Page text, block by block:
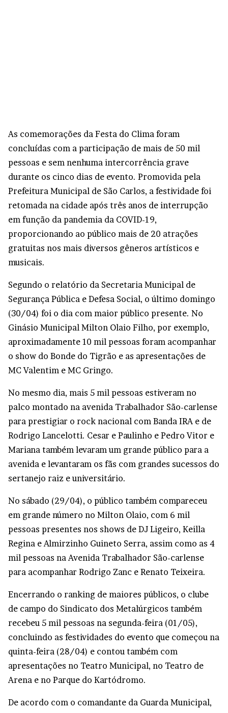
As comemorações da Festa do Clima foram
concluídas com a participação de mais de 50 mil
pessoas e sem nenhuma intercorrência grave
durante os cinco dias de evento. Promovida pela
Prefeitura Municipal de São Carlos, a festividade foi
retomada na cidade após três anos de interrupção
em função da pandemia da COVID-19,
proporcionando ao público mais de 20 atrações
gratuitas nos mais diversos gêneros artísticos e
musicais.
Segundo o relatório da Secretaria Municipal de
Segurança Pública e Defesa Social, o último domingo
(30/04) foi o dia com maior público presente. No
Ginásio Municipal Milton Olaio Filho, por exemplo,
aproximadamente 10 mil pessoas foram acompanhar
o show do Bonde do Tigrão e as apresentações de
MC Valentim e MC Gringo.
No mesmo dia, mais 5 mil pessoas estiveram no
palco montado na avenida Trabalhador São-carlense
para prestigiar o rock nacional com Banda IRA e de
Rodrigo Lancelotti. Cesar e Paulinho e Pedro Vitor e
Mariana também levaram um grande público para a
avenida e levantaram os fãs com grandes sucessos do
sertanejo raiz e universitário.
No sábado (29/04), o público também compareceu
em grande número no Milton Olaio, com 6 mil
pessoas presentes nos shows de DJ Ligeiro, Keilla
Regina e Almirzinho Guineto Serra, assim como as 4
mil pessoas na Avenida Trabalhador São-carlense
para acompanhar Rodrigo Zanc e Renato Teixeira.
Encerrando o ranking de maiores públicos, o clube
de campo do Sindicato dos Metalúrgicos também
recebeu 5 mil pessoas na segunda-feira (01/05),
concluindo as festividades do evento que começou na
quinta-feira (28/04) e contou também com
apresentações no Teatro Municipal, no Teatro de
Arena e no Parque do Kartódromo.
De acordo com o comandante da Guarda Municipal,